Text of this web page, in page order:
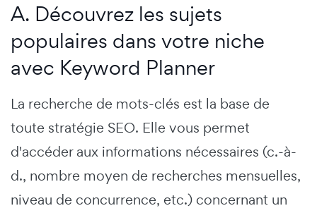
A. Découvrez les sujets
populaires dans votre niche
avec Keyword Planner
La recherche de mots-clés est la base de
toute stratégie SEO. Elle vous permet
d'accéder aux informations nécessaires (c.-à-
d., nombre moyen de recherches mensuelles,
niveau de concurrence, etc.) concernant un